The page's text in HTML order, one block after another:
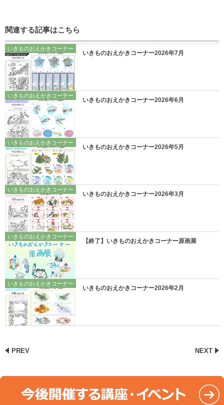
関連する記事はこちら
いきものおえかきコーナー
いきものおえかきコーナー2026年7月
いきものおえかきコーナー
いきものおえかきコーナー2026年6月
いきものおえかきコーナー
いきものおえかきコーナー2026年5月
いきものおえかきコーナー
いきものおえかきコーナー2026年3月
いきものおえかきコーナー
【終了】いきものおえかきコーナー原画展
いきものおえかきコーナー
いきものおえかきコーナー2026年2月
PREV NEXT